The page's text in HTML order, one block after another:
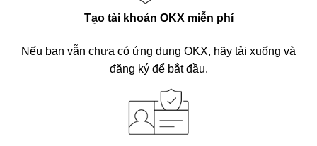
Tạo tài khoản OKX miễn phí
Nếu bạn vẫn chưa có ứng dụng OKX, hãy tải xuống và
đăng ký để bắt đầu.